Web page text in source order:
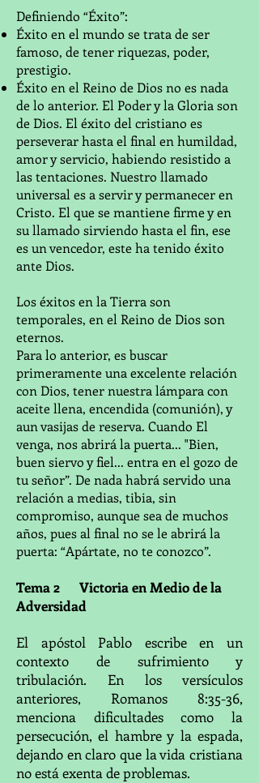
Definiendo “Éxito”:
Éxito en el mundo se trata de ser
famoso, de tener riquezas, poder,
prestigio.
Éxito en el Reino de Dios no es nada
de lo anterior. El Poder y la Gloria son
de Dios. El éxito del cristiano es
perseverar hasta el final en humildad,
amor y servicio, habiendo resistido a
las tentaciones. Nuestro llamado
universal es a servir y permanecer en
Cristo. El que se mantiene firme y en
su llamado sirviendo hasta el fin, ese
es un vencedor, este ha tenido éxito
ante Dios.
Los éxitos en la Tierra son
temporales, en el Reino de Dios son
eternos.
Para lo anterior, es buscar
primeramente una excelente relación
con Dios, tener nuestra lámpara con
aceite llena, encendida (comunión), y
aun vasijas de reserva. Cuando El
venga, nos abrirá la puerta... "Bien,
buen siervo y fiel... entra en el gozo de
tu señor”. De nada habrá servido una
relación a medias, tibia, sin
compromiso, aunque sea de muchos
años, pues al final no se le abrirá la
puerta: “Apártate, no te conozco”.
Tema 2 Victoria en Medio de la
Adversidad
El apóstol Pablo escribe en un
contexto de sufrimiento y
tribulación. En los versículos
anteriores, Romanos 8:35-36,
menciona dificultades como la
persecución, el hambre y la espada,
dejando en claro que la vida cristiana
no está exenta de problemas.